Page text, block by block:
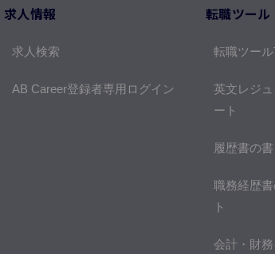
求人情報
求人検索
AB Career登録者専用ログイン
転職ツール
転職ツー
英文レジ
ート
履歴書の
職務経歴
ト
会計・財